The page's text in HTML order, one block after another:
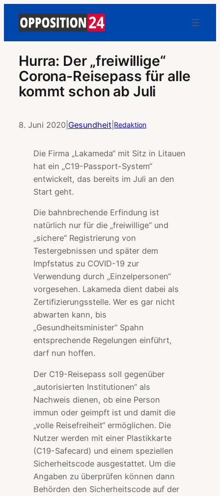
Hurra: Der „freiwillige“
Corona-Reisepass für alle
kommt schon ab Juli
8. Juni 2020 Gesundheit Redaktion
Die Firma „Lakameda“ mit Sitz in Litauen
hat ein „C19-Passport-System“
entwickelt, das bereits im Juli an den
Start geht.
Die bahnbrechende Erfindung ist
natürlich nur für die „freiwillige“ und
„sichere“ Registrierung von
Testergebnissen und später dem
Impfstatus zu COVID-19 zur
Verwendung durch „Einzelpersonen“
vorgesehen. Lakameda dient dabei als
Zertifizierungsstelle. Wer es gar nicht
abwarten kann, bis
„Gesundheitsminister“ Spahn
entsprechende Regelungen einführt,
darf nun hoffen.
Der C19-Reisepass soll gegenüber
„autorisierten Institutionen“ als
Nachweis dienen, ob eine Person
immun oder geimpft ist und damit die
„volle Reisefreiheit“ ermöglichen. Die
Nutzer werden mit einer Plastikkarte
(C19-Safecard) und einem speziellen
Sicherheitscode ausgestattet. Um die
Angaben zu überprüfen können dann
Behörden den Sicherheitscode auf der